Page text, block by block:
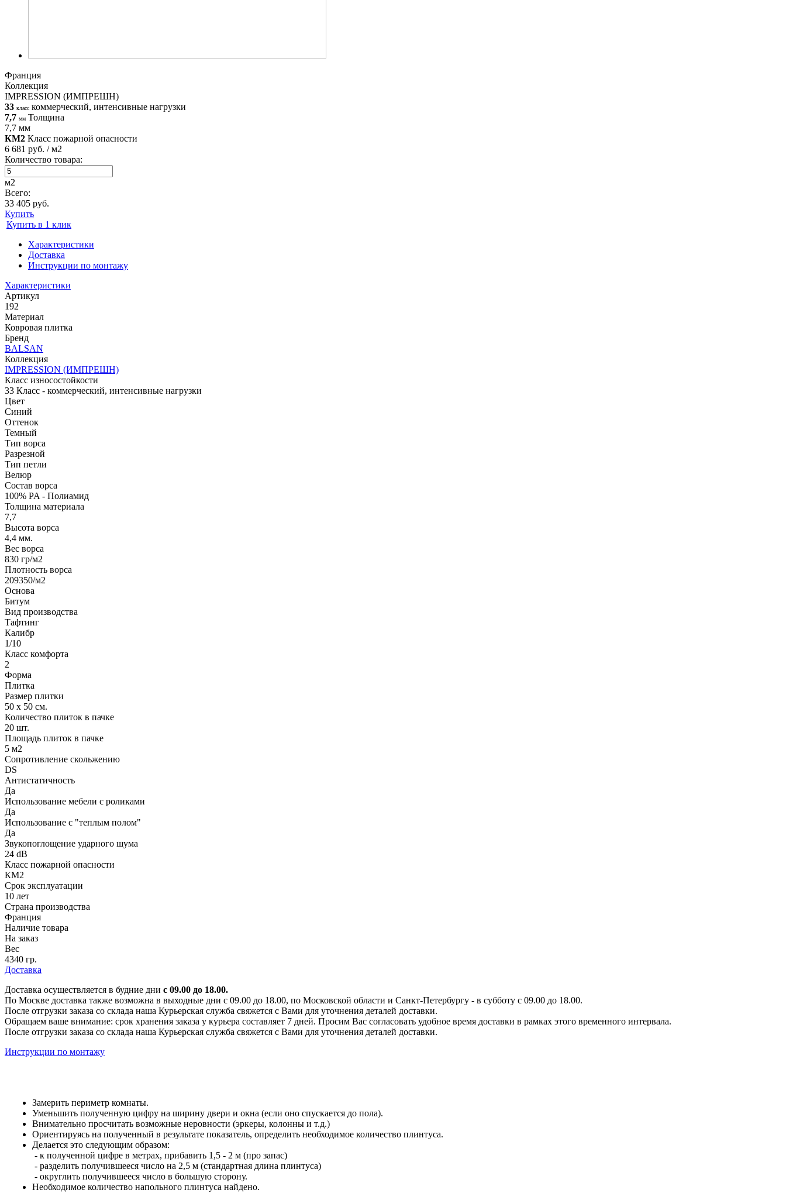
Франция
Коллекция
IMPRESSION (ИМПРЕШН)
33 класс коммерческий, интенсивные нагрузки
7,7 мм Толщина
7,7 мм
КМ2 Класс пожарной опасности
6 681 руб. / м2
Количество товара:
м2
Всего:
33 405 руб.
Купить
Купить в 1 клик
Характеристики
Доставка
Инструкции по монтажу
Характеристики
Артикул
192
Материал
Ковровая плитка
Бренд
BALSAN
Коллекция
IMPRESSION (ИМПРЕШН)
Класс износостойкости
33 Класс - коммерческий, интенсивные нагрузки
Цвет
Синий
Оттенок
Темный
Тип ворса
Разрезной
Тип петли
Велюр
Состав ворса
100% PA - Полиамид
Толщина материала
7,7
Высота ворса
4,4 мм.
Вес ворса
830 гр/м2
Плотность ворса
209350/м2
Основа
Битум
Вид производства
Тафтинг
Калибр
1/10
Класс комфорта
2
Форма
Плитка
Размер плитки
50 х 50 см.
Количество плиток в пачке
20 шт.
Площадь плиток в пачке
5 м2
Сопротивление скольжению
DS
Антистатичность
Да
Использование мебели с роликами
Да
Использование с "теплым полом"
Да
Звукопоглощение ударного шума
24 dB
Класс пожарной опасности
КМ2
Срок эксплуатации
10 лет
Страна производства
Франция
Наличие товара
На заказ
Вес
4340 гр.
Доставка
Доставка осуществляется в будние дни с 09.00 до 18.00.
По Москве доставка также возможна в выходные дни с 09.00 до 18.00, по Московской области и Санкт-Петербургу - в субботу с 09.00 до 18.00.
После отгрузки заказа со склада наша Курьерская служба свяжется с Вами для уточнения деталей доставки.
Обращаем ваше внимание: срок хранения заказа у курьера составляет 7 дней. Просим Вас согласовать удобное время доставки в рамках этого временного интервала.
После отгрузки заказа со склада наша Курьерская служба свяжется с Вами для уточнения деталей доставки.
Инструкции по монтажу
Замерить периметр комнаты.
Уменьшить полученную цифру на ширину двери и окна (если оно спускается до пола).
Внимательно просчитать возможные неровности (эркеры, колонны и т.д.)
Ориентируясь на полученный в результате показатель, определить необходимое количество плинтуса.
Делается это следующим образом:
- к полученной цифре в метрах, прибавить 1,5 - 2 м (про запас)
- разделить получившееся число на 2,5 м (стандартная длина плинтуса)
- округлить получившееся число в большую сторону.
Необходимое количество напольного плинтуса найдено.